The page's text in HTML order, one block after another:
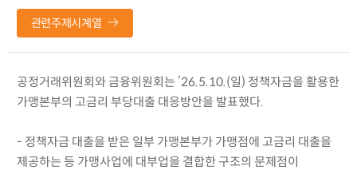
관련주제시계열
공정거래위원회와 금융위원회는 ’26.5.10.(일) 정책자금을 활용한
가맹본부의 고금리 부당대출 대응방안을 발표했다.
- 정책자금 대출을 받은 일부 가맹본부가 가맹점에 고금리 대출을
제공하는 등 가맹사업에 대부업을 결합한 구조의 문제점이